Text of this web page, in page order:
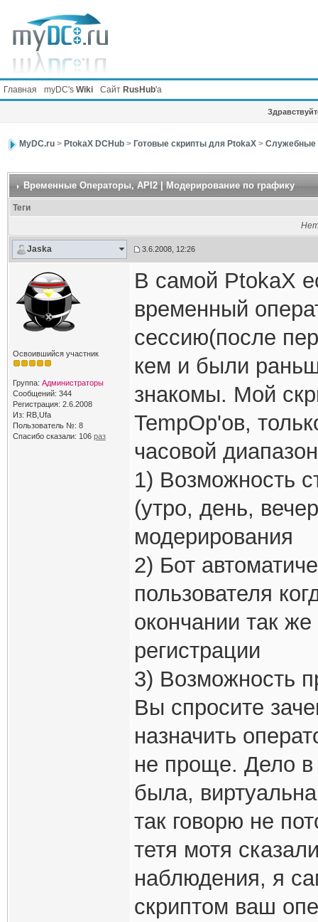
Главная myDC's Wiki Сайт RusHub'а
MyDC.ru> PtokaX DCHub> Готовые скрипты для PtokaX> Служебные
Временные Операторы, API2 | Модерирование по графику
Теги
Jaska 3.6.2008, 12:26
Освоившийся участник
Группа: Администраторы
Сообщений: 344
Регистрация: 2.6.2008
Из: RB,Ufa
Пользователь №: 8
Спасибо сказали: 106 раз
В самой PtokaX
временный
сессию(после
кем и были
знакомы. Мой
TempOp'ов,
часовой
1) Возможность
(утро, день,
модерирования
2) Бот
пользователя
окончании так
регистрации
3) Возможность
Вы спросите
назначить
не проще. Дело в
была,
так говорю не
тетя мотя
наблюдения, я
скриптом ваш